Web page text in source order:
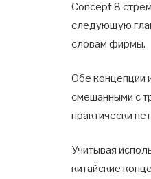
Concept 8
следующую
словам фирмы.
Обе концепции
смешанными с
практически
Учитывая
китайские